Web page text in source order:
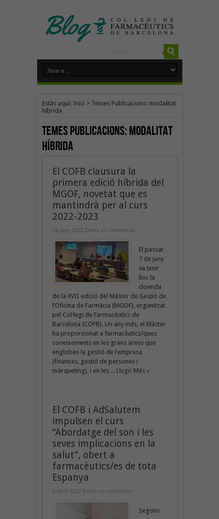
Estàs aquí: Inici > Temes Publicacions: modalitat
híbrida
Temes Publicacions:modalitat
híbrida
El COFB clausura la
primera edició híbrida del
MGOF, novetat que es
mantindrà per al curs
2022-2023
16 juny 2022 Deixa un comentari
El passat
7 de juny
va tenir
lloc la
cloenda
de la XVII edició del Màster de Gestió de
l’Oficina de Farmàcia (MGOF), organitzat
pel Col·legi de Farmacèutics de
Barcelona (COFB). Un any més, el Màster
ha proporcionat a farmacèutics/ques
coneixements en les grans àrees que
engloben la gestió de l’empresa
(finances, gestió de persones i
màrqueting), i en les ... Llegir Més »
El COFB i AdSalutem
impulsen el curs
“Abordatge del son i les
seves implicacions en la
salut”, obert a
farmacèutics/es de tota
Espanya
6 abril 2022 Deixa un comentari
Segons